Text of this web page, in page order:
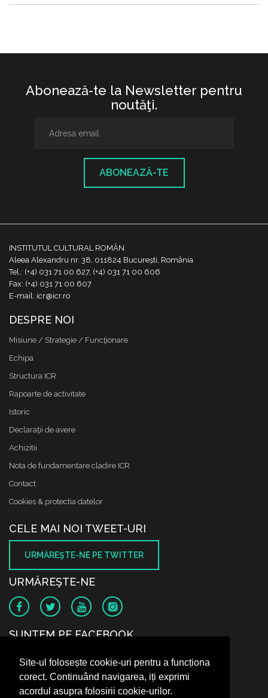
Site-ul folosește cookie-uri pentru a funcționa
corect. Continuând navigarea, iți exprimi
acordul asupra folosirii cookie-urilor.
Abonează-te la Newsletter pentru
noutăţi.
ABONEAZĂ-TE
INSTITUTUL CULTURAL ROMÂN
Aleea Alexandru nr. 38, 011824 București, România
Tel.: (+4) 031 71 00 627, (+4) 031 71 00 606
Fax: (+4) 031 71 00 607
E-mail: icr@icr.ro
DESPRE NOI
Misiune / Strategie / Funcţionare
Echipa
Structura ICR
Rapoarte de activitate
Istoric
Declaraţii de avere
Achizitii
Nota de fundamentare cladire ICR
Contact
Cookies & protectia datelor
CELE MAI NOI TWEET-URI
URMĂREŞTE-NE PE TWITTER
URMĂREŞTE-NE
SUNTEM PE FACEBOOK